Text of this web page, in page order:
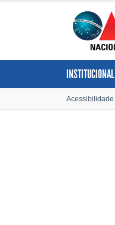
Acessibilidade
INSTITUCIONAL